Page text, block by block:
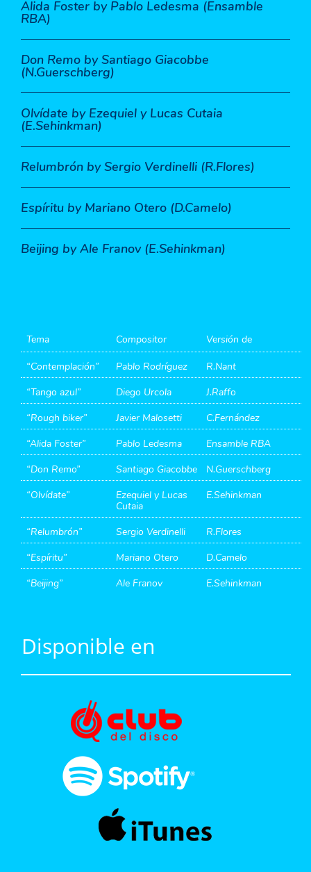
Alida Foster by Pablo Ledesma (Ensamble
RBA)
Don Remo by Santiago Giacobbe
(N.Guerschberg)
Olvídate by Ezequiel y Lucas Cutaia
(E.Sehinkman)
Relumbrón by Sergio Verdinelli (R.Flores)
Espíritu by Mariano Otero (D.Camelo)
Beijing by Ale Franov (E.Sehinkman)
Tema Compositor Versión de
“Contemplación” Pablo Rodríguez
R.Nant
“Tango azul”
Diego Urcola
J.Raffo
“Rough biker”
Javier Malosetti
C.Fernández
“Alida Foster”
Pablo Ledesma
Ensamble RBA
“Don Remo”
Santiago Giacobbe
N.Guerschberg
“Olvídate”
Ezequiel y Lucas
Cutaia
E.Sehinkman
“Relumbrón” Sergio Verdinelli
R.Flores
“Espíritu”
Mariano Otero
D.Camelo
“Beijing”
Ale Franov E.Sehinkman
Disponible en